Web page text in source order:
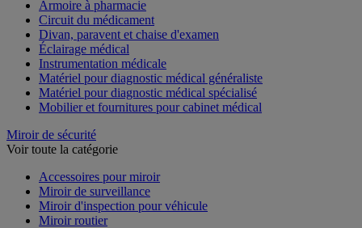
Armoire à pharmacie
Circuit du médicament
Divan, paravent et chaise d'examen
Éclairage médical
Instrumentation médicale
Matériel pour diagnostic médical généraliste
Matériel pour diagnostic médical spécialisé
Mobilier et fournitures pour cabinet médical
Miroir de sécurité
Voir toute la catégorie
Accessoires pour miroir
Miroir de surveillance
Miroir d'inspection pour véhicule
Miroir routier